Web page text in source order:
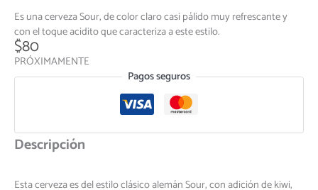
Es una cerveza Sour, de color claro casi pálido muy refrescante y
con el toque acidito que caracteriza a este estilo.
$80
PRÓXIMAMENTE
Pagos seguros
Descripción
Esta cerveza es del estilo clásico alemán Sour, con adición de kiwi,